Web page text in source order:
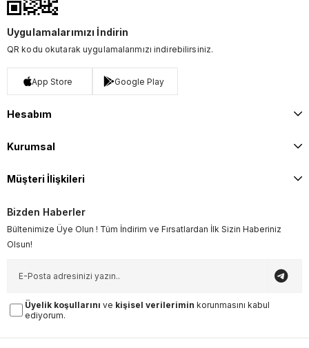
Uygulamalarımızı İndirin
QR kodu okutarak uygulamalarımızı indirebilirsiniz.
App Store Google Play
Hesabım
Kurumsal
Müşteri İlişkileri
Bizden Haberler
Bültenimize Üye Olun ! Tüm İndirim ve Fırsatlardan İlk Sizin Haberiniz
Olsun!
Üyelik koşullarını ve kişisel verilerimin korunmasını kabul
ediyorum.